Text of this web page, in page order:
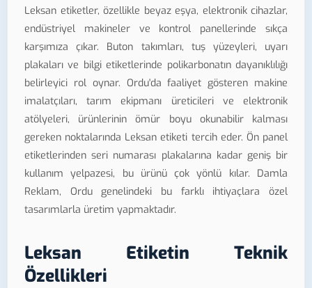
Leksan etiketler, özellikle beyaz eşya, elektronik cihazlar,
endüstriyel makineler ve kontrol panellerinde sıkça
karşımıza çıkar. Buton takımları, tuş yüzeyleri, uyarı
plakaları ve bilgi etiketlerinde polikarbonatın dayanıklılığı
belirleyici rol oynar. Ordu'da faaliyet gösteren makine
imalatçıları, tarım ekipmanı üreticileri ve elektronik
atölyeleri, ürünlerinin ömür boyu okunabilir kalması
gereken noktalarında Leksan etiketi tercih eder. Ön panel
etiketlerinden seri numarası plakalarına kadar geniş bir
kullanım yelpazesi, bu ürünü çok yönlü kılar. Damla
Reklam, Ordu genelindeki bu farklı ihtiyaçlara özel
tasarımlarla üretim yapmaktadır.
Leksan Etiketin Teknik
Özellikleri